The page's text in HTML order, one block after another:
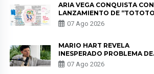
ARIA VEGA CONQUISTA
LANZAMIENTO DE
07 Ago 2026
MARIO HART REVELA
INESPERADO PROBLEMA DE
SALUD ANTES DE
KORINA: “ME
07 Ago 2026